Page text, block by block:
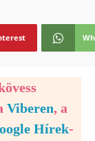
Viberen, a
Hírek-